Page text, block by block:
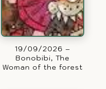
19/09/2026 –
Bonobibi, The
Woman of the forest